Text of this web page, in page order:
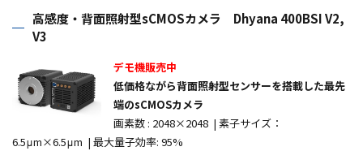
高感度・背面照射型sCMOSカメラ Dhyana 400BSI V2,
V3
デモ機販売中
低価格ながら背面照射型センサーを搭載した最先
端のsCMOSカメラ
画素数 : 2048×2048 | 素子サイズ：
6.5μm×6.5μm | 最大量子効率: 95%